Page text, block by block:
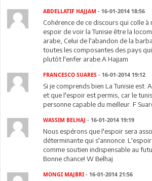
ABDELLATIF HAJJAM - 16-01-2014 18:56
Cohérence de ce discours qui colle
espoir de voir la Tunisie être la
arabe, Celui de l'abandon de la
toutes les composantes des pays
plutôt l'enfer arabe.A Hajjam
FRANCESCO SUARES - 16-01-2014 19:12
Si je comprends bien La Tunisie est.
et que l'espoir est permis, car le
personne capable du meilleur. F
WASSIM BELHAJ - 16-01-2014 19:19
Nous espérons que l'espoir sera
déterminante qui s'annonce.
comme soutien indispensable au
Bonne chance! W Belhaj
MONGI MAJBRI - 16-01-2014 21:56